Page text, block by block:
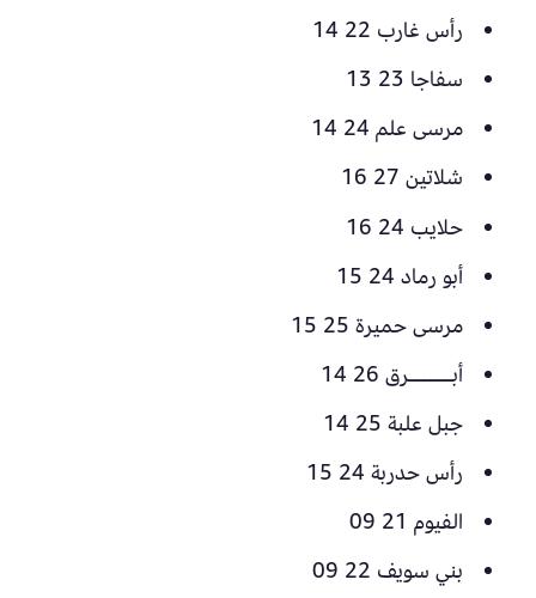
رأس غارب 22 14
سفاجا 23 13
مرسى علم 24 14
شلاتين 27 16
حلايب 24 16
أبو رماد 24 15
مرسى حميرة 25 15
أبــــــرق 26 14
جبل علبة 25 14
رأس حدربة 24 15
الفيوم 21 09
بني سويف 22 09